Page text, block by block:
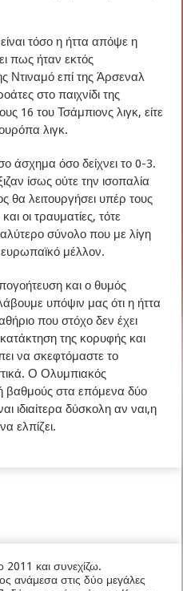
τόσο η ήττα απόψε η
πως ήταν εκτός
Ντιναμό επί της Άρσεναλ
στο παιχνίδι της
16 του Τσάμπιονς λιγκ, είτε
λιγκ.
άσχημα όσο δείχνει το 0-3.
ίσως ούτε την ισοπαλία
θα λειτουργήσει υπέρ τους
οι τραυματίες, τότε
σύνολο που με λίγη
μέλλον.
και ο θυμός
υπόψιν μας ότι η ήττα
που στόχο δεν έχει
της κορυφής και
να σκεφτόμαστε το
Ο Ολυμπιακός
βαθμούς στα επόμενα δύο
ιδιαίτερα δύσκολη αν ναι,η
ελπίζει.
και συνεχίζω.
ανάμεσα στις δύο μεγάλες